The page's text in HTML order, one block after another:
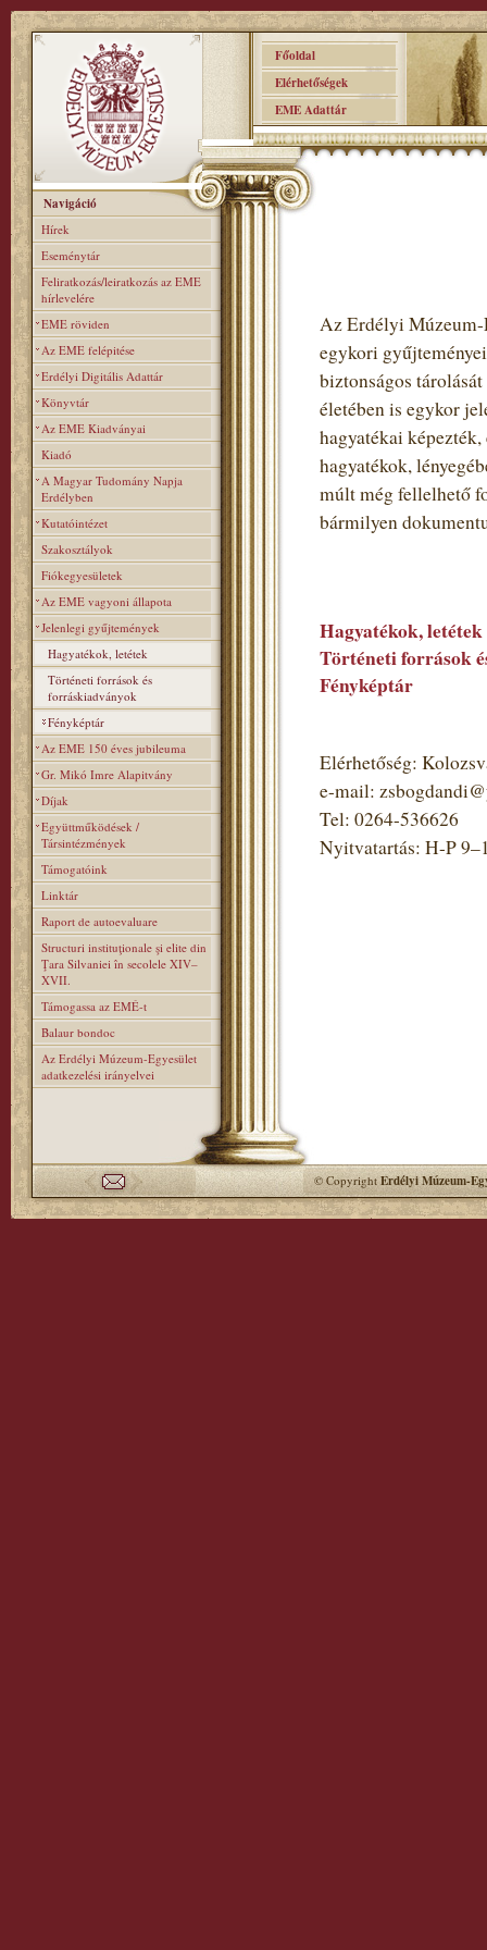
Főoldal
Elérhetőségek
EME Adattár
Navigáció
Hírek
Eseménytár
Feliratkozás/leiratkozás az EME
hírlevelére
EME röviden
Az EME felépitése
Erdélyi Digitális Adattár
Könyvtár
Az EME Kiadványai
Kiadó
A Magyar Tudomány Napja
Erdélyben
Kutatóintézet
Szakosztályok
Fiókegyesületek
Az EME vagyoni állapota
Jelenlegi gyűjtemények
Hagyatékok, letétek
Történeti források és
forráskiadványok
Fényképtár
Az EME 150 éves jubileuma
Gr. Mikó Imre Alapitvány
Díjak
Együttműködések /
Társintézmények
Támogatóink
Linktár
Raport de autoevaluare
Structuri instituţionale şi elite din
Ţara Silvaniei în secolele XIV–
XVII.
Támogassa az EMÉ-t
Balaur bondoc
Az Erdélyi Múzeum-Egyesület
adatkezelési irányelvei
Az Erdélyi Múzeum-
egykori
biztonságos
életében is egykor
hagyatékai
hagyatékok,
múlt még fellelhető
bármilyen
Hagyatékok, letétek
Történeti források
Fényképtár
Elérhetőség:
e-mail:
Tel: 0264-536626
Nyitvatartás: H-P
© CopyrightErdélyi Múzeum-